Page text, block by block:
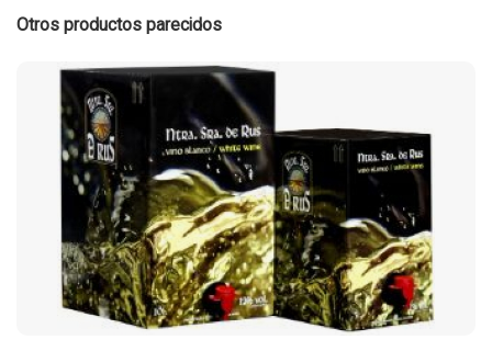
Otros productos parecidos